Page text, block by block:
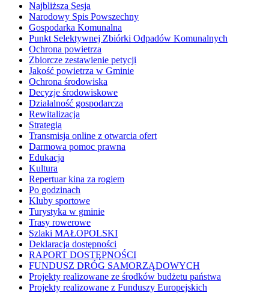
Najbliższa Sesja
Narodowy Spis Powszechny
Gospodarka Komunalna
Punkt Selektywnej Zbiórki Odpadów Komunalnych
Ochrona powietrza
Zbiorcze zestawienie petycji
Jakość powietrza w Gminie
Ochrona środowiska
Decyzje środowiskowe
Działalność gospodarcza
Rewitalizacja
Strategia
Transmisja online z otwarcia ofert
Darmowa pomoc prawna
Edukacja
Kultura
Repertuar kina za rogiem
Po godzinach
Kluby sportowe
Turystyka w gminie
Trasy rowerowe
Szlaki MAŁOPOLSKI
Deklaracja dostępności
RAPORT DOSTĘPNOŚCI
FUNDUSZ DRÓG SAMORZĄDOWYCH
Projekty realizowane ze środków budżetu państwa
Projekty realizowane z Funduszy Europejskich